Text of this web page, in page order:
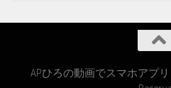
APひろの動画でスマホアプリ